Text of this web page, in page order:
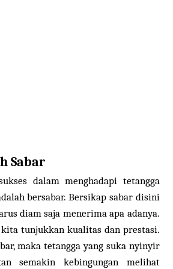
Sabar
dalam menghadapi tetangga
bersabar. Bersikap sabar disini
diam saja menerima apa adanya.
tunjukkan kualitas dan prestasi.
maka tetangga yang suka nyinyir
semakin kebingungan melihat